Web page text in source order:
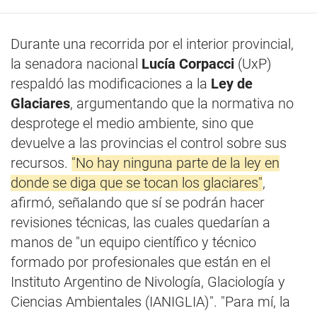
Durante una recorrida por el interior provincial,
la senadora nacional Lucía Corpacci (UxP)
respaldó las modificaciones a la Ley de
Glaciares, argumentando que la normativa no
desprotege el medio ambiente, sino que
devuelve a las provincias el control sobre sus
recursos. "No hay ninguna parte de la ley en
donde se diga que se tocan los glaciares",
afirmó, señalando que sí se podrán hacer
revisiones técnicas, las cuales quedarían a
manos de "un equipo científico y técnico
formado por profesionales que están en el
Instituto Argentino de Nivología, Glaciología y
Ciencias Ambientales (IANIGLIA)". "Para mí, la